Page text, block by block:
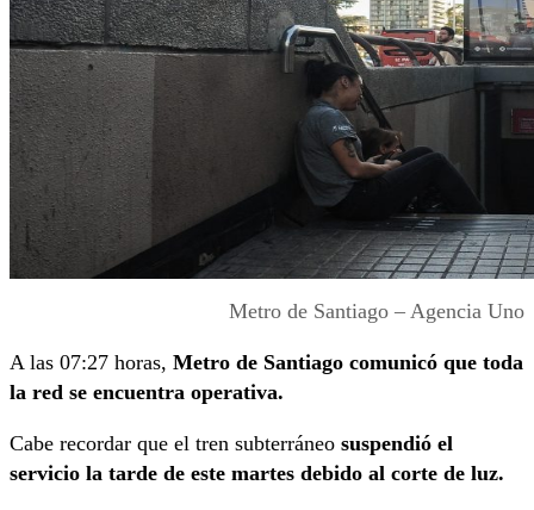
Metro de Santiago – Agencia Uno
A las 07:27 horas, Metro de Santiago comunicó que toda
la red se encuentra operativa.
Cabe recordar que el tren subterráneo suspendió el
servicio la tarde de este martes debido al corte de luz.